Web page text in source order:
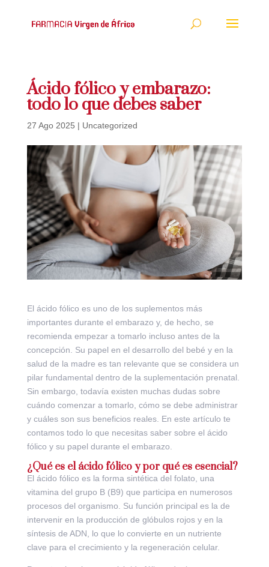
Ácido fólico y embarazo:
todo lo que debes saber
27 Ago 2025 | Uncategorized
El ácido fólico es uno de los suplementos más
importantes durante el embarazo y, de hecho, se
recomienda empezar a tomarlo incluso antes de la
concepción. Su papel en el desarrollo del bebé y en la
salud de la madre es tan relevante que se considera un
pilar fundamental dentro de la suplementación prenatal.
Sin embargo, todavía existen muchas dudas sobre
cuándo comenzar a tomarlo, cómo se debe administrar
y cuáles son sus beneficios reales. En este artículo te
contamos todo lo que necesitas saber sobre el ácido
fólico y su papel durante el embarazo.
¿Qué es el ácido fólico y por qué es esencial?
El ácido fólico es la forma sintética del folato, una
vitamina del grupo B (B9) que participa en numerosos
procesos del organismo. Su función principal es la de
intervenir en la producción de glóbulos rojos y en la
síntesis de ADN, lo que lo convierte en un nutriente
clave para el crecimiento y la regeneración celular.